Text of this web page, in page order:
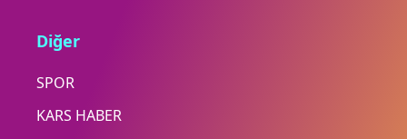
Diğer
SPOR
KARS HABER